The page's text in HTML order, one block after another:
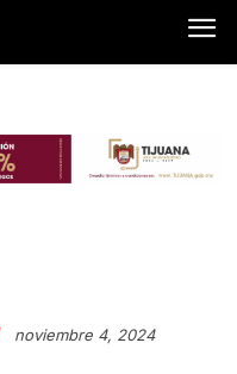
noviembre 4, 2024